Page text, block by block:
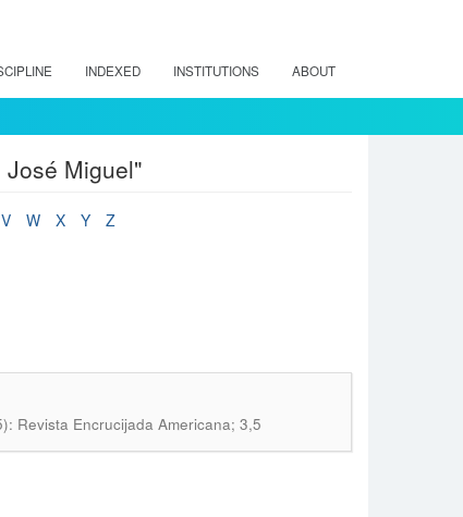
INDEXED INSTITUTIONS ABOUT
Miguel"
V W X Y
Z
Revista Encrucijada Americana; 3,5